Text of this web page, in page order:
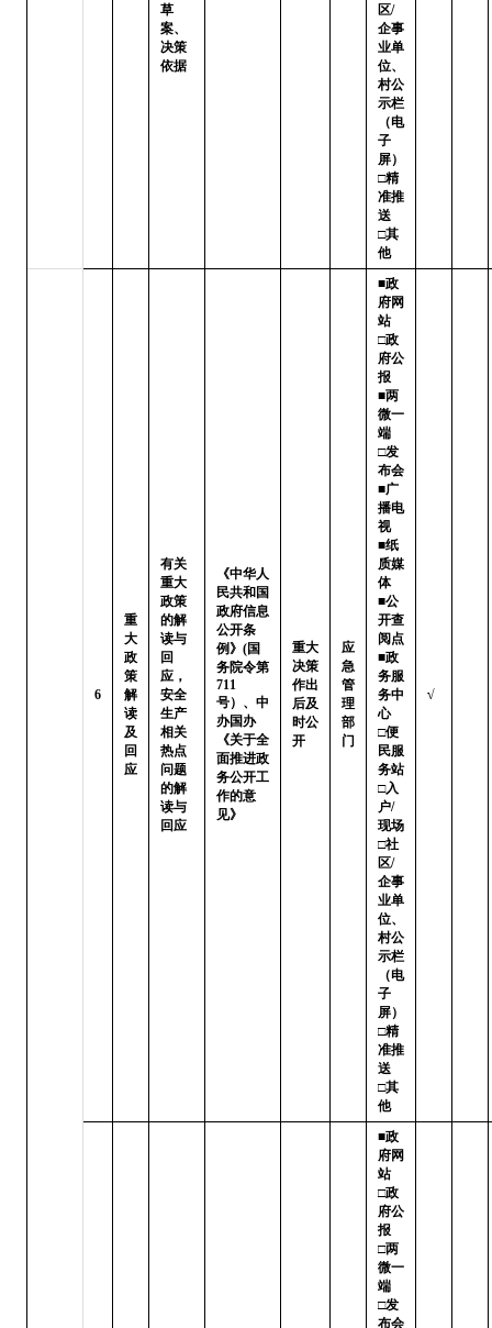
草
案、
决策
依据
区/
企事
业单
位、
村公
示栏
（电
子
屏）
□精
准推
送
□其
他
6
重
大
政
策
解
读
及
回
应
有关
重大
政策
的解
读与
回
应，
安全
生产
相关
热点
问题
的解
读与
回应
《中华人
民共和国
政府信息
公开条
例》(国
务院令第
711
号）、中
办国办
《关于全
面推进政
务公开工
作的意
见》
重大
决策
作出
后及
时公
开
应
急
管
理
部
门
■政
府网
站
□政
府公
报
■两
微一
端
□发
布会
■广
播电
视
■纸
质媒
体
■公
开查
阅点
■政
务服
务中
心
□便
民服
务站
□入
户/
现场
□社
区/
企事
业单
位、
村公
示栏
（电
子
屏）
□精
准推
送
□其
他
√
■政
府网
站
□政
府公
报
□两
微一
端
□发
布会